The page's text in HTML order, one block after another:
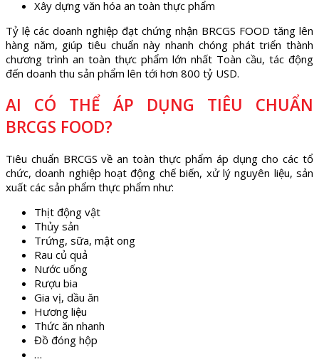
Xây dựng văn hóa an toàn thực phẩm
Tỷ lệ các doanh nghiệp đạt chứng nhận BRCGS FOOD tăng lên
hàng năm, giúp tiêu chuẩn này nhanh chóng phát triển thành
chương trình an toàn thực phẩm lớn nhất Toàn cầu, tác động
đến doanh thu sản phẩm lên tới hơn 800 tỷ USD.
AI CÓ THỂ ÁP DỤNG TIÊU CHUẨN
BRCGS FOOD?
Tiêu chuẩn BRCGS về an toàn thực phẩm áp dụng cho các tổ
chức, doanh nghiệp hoạt động chế biến, xử lý nguyên liệu, sản
xuất các sản phẩm thực phẩm như:
Thịt động vật
Thủy sản
Trứng, sữa, mật ong
Rau củ quả
Nước uống
Rượu bia
Gia vị, dầu ăn
Hương liệu
Thức ăn nhanh
Đồ đóng hộp
…